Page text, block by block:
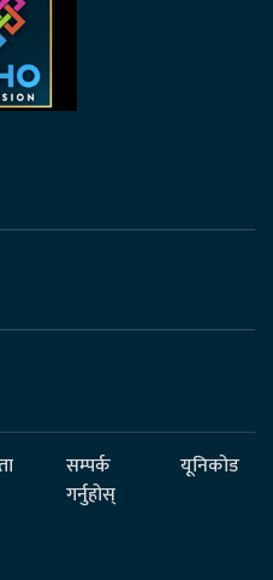
सम्पर्क
गर्नुहोस्
यूनिकोड